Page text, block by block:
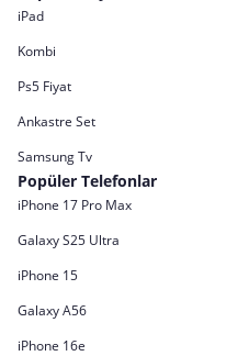
iPad
Kombi
Ps5 Fiyat
Ankastre Set
Samsung Tv
Popüler Telefonlar
iPhone 17 Pro Max
Galaxy S25 Ultra
iPhone 15
Galaxy A56
iPhone 16e